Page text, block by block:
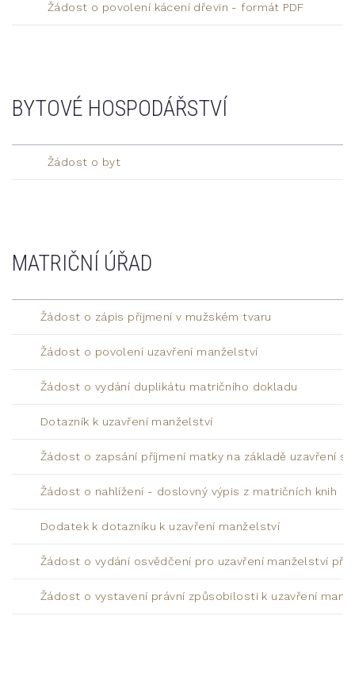
Žádost o povolení kácení dřevin - formát PDF
BYTOVÉ HOSPODÁŘSTVÍ
Žádost o byt
MATRIČNÍ ÚŘAD
Žádost o zápis příjmení v mužském tvaru
Žádost o povolení uzavření manželství
Žádost o vydání duplikátu matričního dokladu
Dotazník k uzavření manželství
Žádost o zapsání příjmení matky na základě uzavření
Žádost o nahlížení - doslovný výpis z matričních knih
Dodatek k dotazníku k uzavření manželství
Žádost o vydání osvědčení pro uzavření manželství
Žádost o vystavení právní způsobilosti k uzavření